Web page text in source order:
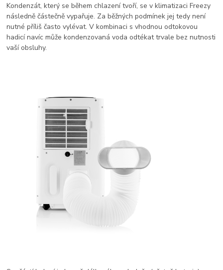
Kondenzát, který se během chlazení tvoří, se v klimatizaci Freezy
následně částečně vypařuje. Za běžných podmínek jej tedy není
nutné příliš často vylévat. V kombinaci s vhodnou odtokovou
hadicí navíc může kondenzovaná voda odtékat trvale bez nutnosti
vaší obsluhy.